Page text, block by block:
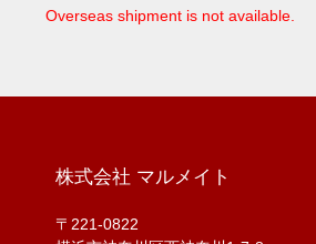
Overseas shipment is not available.
株式会社 マルメイト
〒221-0822